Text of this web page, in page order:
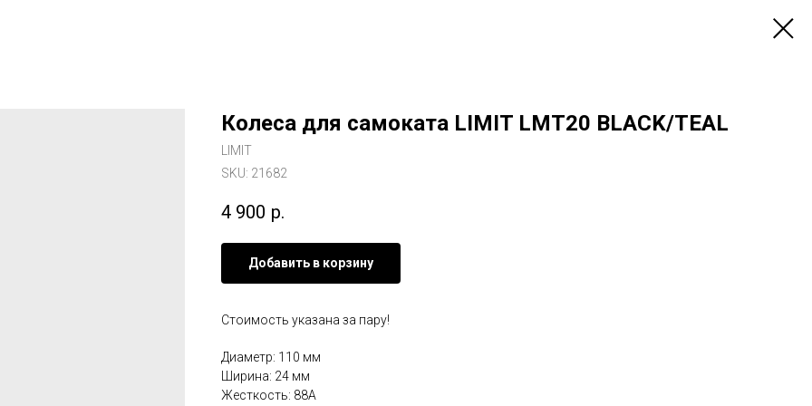
Колеса для самоката LIMIT LMT20 BLACK/TEAL
LIMIT
SKU: 21682
4 900 р.
Добавить в корзину
Стоимость указана за пару!
Диаметр: 110 мм
Ширина: 24 мм
Жесткость: 88А